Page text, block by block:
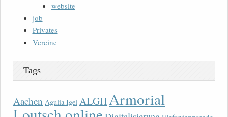
website
job
Privates
Vereine
Tags
Aachen Agulia Igel ALGHArmorial